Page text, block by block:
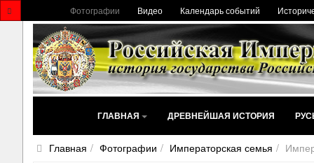
Фотографии Видео Календарь событий
ГЛАВНАЯ ДРЕВНЕЙШАЯ ИСТОРИЯ
Главная Фотографии Императорская семья